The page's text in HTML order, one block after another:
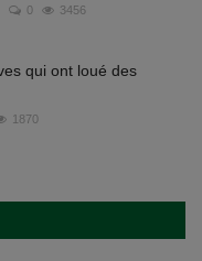
0 3456
qui ont loué des
1870